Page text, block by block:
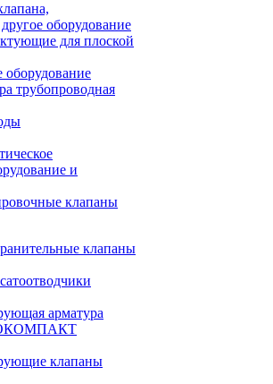
оборудование
для плоской
оборудование
трубопроводная
и
клапаны
клапаны
арматура
клапаны